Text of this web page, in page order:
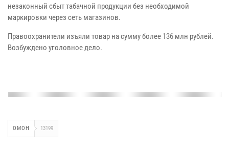
незаконный сбыт табачной продукции без необходимой
маркировки через сеть магазинов.
Правоохранители изъяли товар на сумму более 136 млн рублей.
Возбуждено уголовное дело.
ОМОН 13199